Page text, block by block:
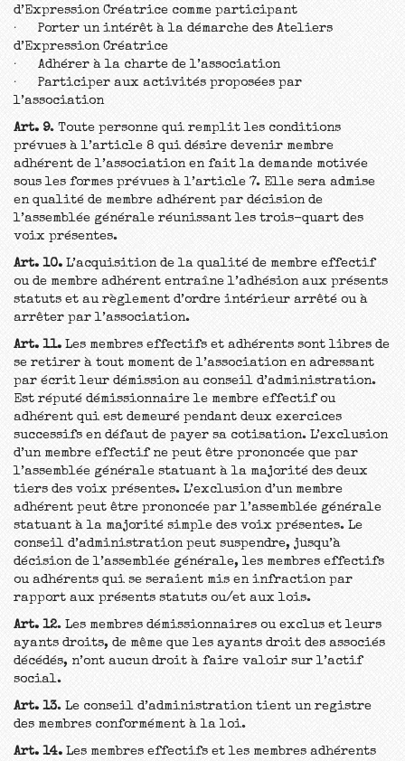
d’Expression Créatrice comme participant
· Porter un intérêt à la démarche des Ateliers
d’Expression Créatrice
· Adhérer à la charte de l’association
· Participer aux activités proposées par
l’association
Art. 9. Toute personne qui remplit les conditions
prévues à l’article 8 qui désire devenir membre
adhérent de l’association en fait la demande motivée
sous les formes prévues à l’article 7. Elle sera admise
en qualité de membre adhérent par décision de
l’assemblée générale réunissant les trois-quart des
voix présentes.
Art. 10. L’acquisition de la qualité de membre effectif
ou de membre adhérent entraîne l’adhésion aux présents
statuts et au règlement d’ordre intérieur arrêté ou à
arrêter par l’association.
Art. 11. Les membres effectifs et adhérents sont libres de
se retirer à tout moment de l’association en adressant
par écrit leur démission au conseil d’administration.
Est réputé démissionnaire le membre effectif ou
adhérent qui est demeuré pendant deux exercices
successifs en défaut de payer sa cotisation. L’exclusion
d’un membre effectif ne peut être prononcée que par
l’assemblée générale statuant à la majorité des deux
tiers des voix présentes. L’exclusion d’un membre
adhérent peut être prononcée par l’assemblée générale
statuant à la majorité simple des voix présentes. Le
conseil d’administration peut suspendre, jusqu’à
décision de l’assemblée générale, les membres effectifs
ou adhérents qui se seraient mis en infraction par
rapport aux présents statuts ou/et aux lois.
Art. 12. Les membres démissionnaires ou exclus et leurs
ayants droits, de même que les ayants droit des associés
décédés, n’ont aucun droit à faire valoir sur l’actif
social.
Art. 13. Le conseil d’administration tient un registre
des membres conformément à la loi.
Art. 14. Les membres effectifs et les membres adhérents